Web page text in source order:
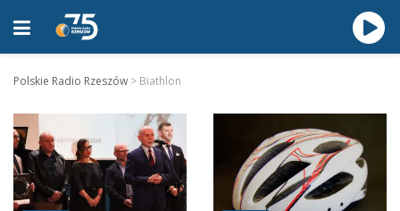
Polskie Radio Rzeszów > Biathlon